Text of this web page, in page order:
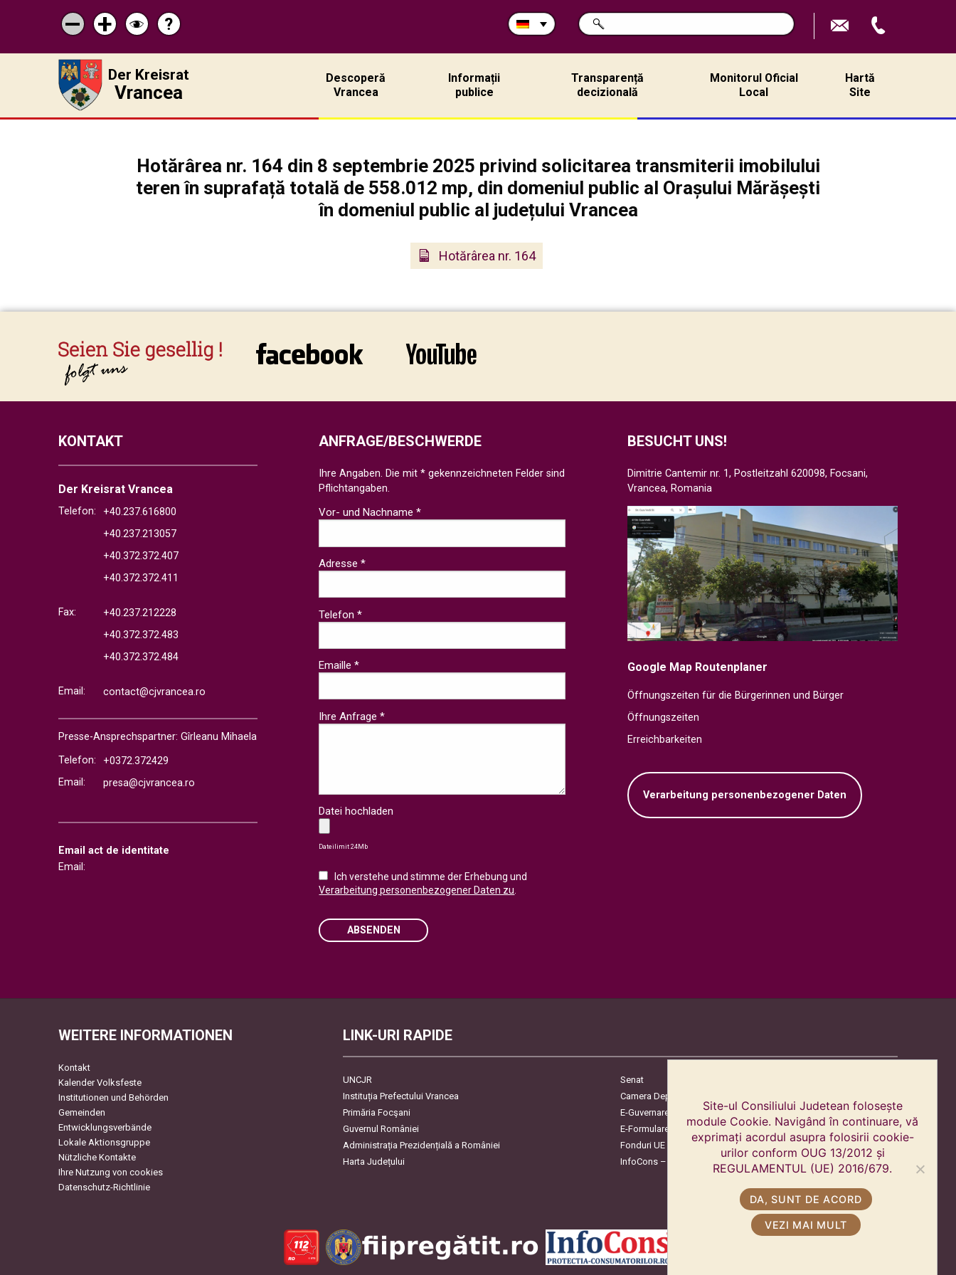
Micșorează
scrisul
Mărește
scrisul
Schimbă
contrastul
Pagina
de
ajutor
?
Durchsuchen
Sie
SUCHE
Der Kreisrat
Vrancea
Descoperă
Vrancea
Informații
publice
Transparență
decizională
Monitorul Oficial
Local
Hartă
Site
Hotărârea nr. 164 din 8 septembrie 2025 privind solicitarea transmiterii imobilului
teren în suprafață totală de 558.012 mp, din domeniul public al Orașului Mărășești
în domeniul public al județului Vrancea
Hotărârea nr. 164
KONTAKT
Der Kreisrat Vrancea
Telefon:
+40.237.616800
+40.237.213057
+40.372.372.407
+40.372.372.411
Fax:
+40.237.212228
+40.372.372.483
+40.372.372.484
Email: contact@cjvrancea.ro
Presse-Ansprechspartner: Gîrleanu Mihaela
Telefon:
+0372.372429
Email:
presa@cjvrancea.ro
Email act de identitate
Email:
BESUCHT UNS!
Dimitrie Cantemir nr. 1, Postleitzahl 620098, Focsani,
Vrancea, Romania
Google Map Routenplaner
Öffnungszeiten für die Bürgerinnen und Bürger
Öffnungszeiten
Erreichbarkeiten
Verarbeitung personenbezogener Daten
ANFRAGE/BESCHWERDE
Ihre Angaben. Die mit * gekennzeichneten Felder sind
Pflichtangaben.
Vor- und Nachname *
Adresse *
Telefon *
Emaille *
Ihre Anfrage *
Datei hochladen
Dateilimit 24Mb
Ich verstehe und stimme der Erhebung und
Verarbeitung personenbezogener Daten zu.
ABSENDEN
WEITERE INFORMATIONEN
Kontakt
Kalender Volksfeste
Institutionen und Behörden
Gemeinden
Entwicklungsverbände
Lokale Aktionsgruppe
Nützliche Kontakte
Ihre Nutzung von cookies
Datenschutz-Richtlinie
LINK-URI RAPIDE
UNCJR
Senat
Instituția Prefectului Vrancea
Camera Deputaților
Primăria Focşani
E-Guvernare
Guvernul României
E-Formulare
Administrația Prezidențială a României
Fonduri UE
Harta Județului
InfoCons – Protecția Consumatorilor
Site-ul Consiliului Judetean folosește
module Cookie. Navigând în continuare, vă
exprimați acordul asupra folosirii cookie-
urilor conform OUG 13/2012 și
REGULAMENTUL (UE) 2016/679.
DA, SUNT DE ACORD
VEZI MAI MULT